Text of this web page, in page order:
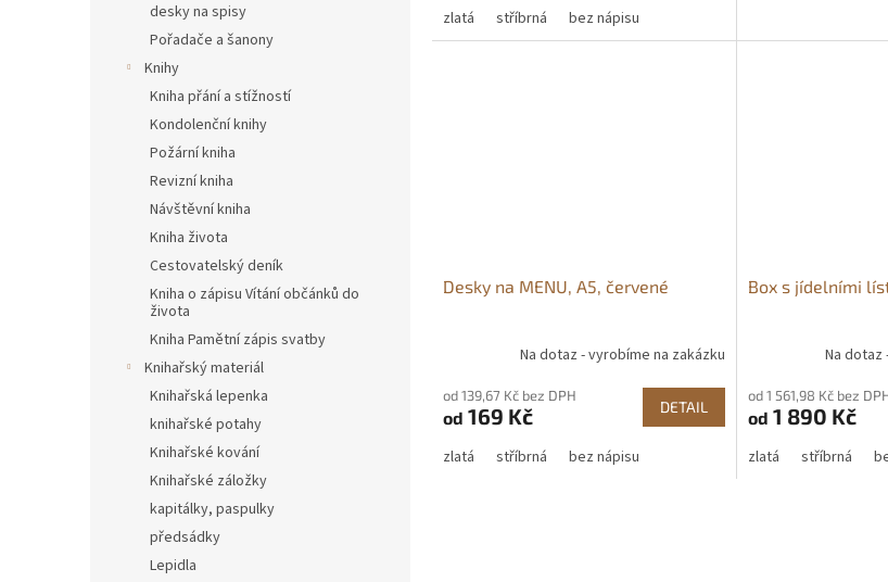
desky na spisy
Pořadače a šanony
Knihy
Kniha přání a stížností
Kondolenční knihy
Požární kniha
Revizní kniha
Návštěvní kniha
Kniha života
Cestovatelský deník
Kniha o zápisu Vítání občánků do
života
Kniha Pamětní zápis svatby
Knihařský materiál
Knihařská lepenka
knihařské potahy
Knihařské kování
Knihařské záložky
kapitálky, paspulky
předsádky
Lepidla
zlatá stříbrná bez nápisu
Desky na MENU, A5, červené
Na dotaz - vyrobíme na zakázku
od 139,67 Kč bez DPH
od 169 Kč DETAIL
zlatá stříbrná bez nápisu
Box s jídelními
Na dotaz
od 1 561,98 Kč bez
od 1 890 Kč
zlatá stříbrná